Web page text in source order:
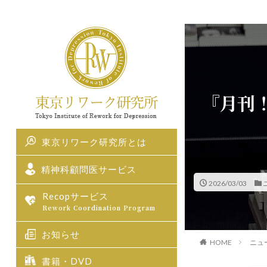
東京リワーク研究所とは
精神科顧問医サービス
Recopサービス
Rework Coordination Program
お知らせ
書籍・DVD
『月
2026/03/03
HOME ニュ